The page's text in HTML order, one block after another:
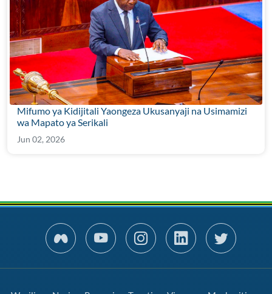
Mifumo ya Kidijitali Yaongeza Ukusanyaji na Usimamizi
wa Mapato ya Serikali
Jun 02, 2026